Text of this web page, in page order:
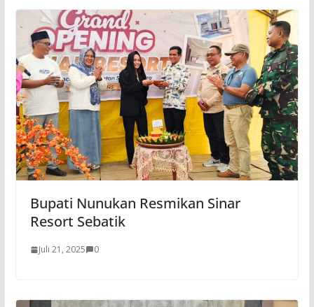
Bupati Nunukan Resmikan Sinar
Resort Sebatik
Juli 21, 2025 0